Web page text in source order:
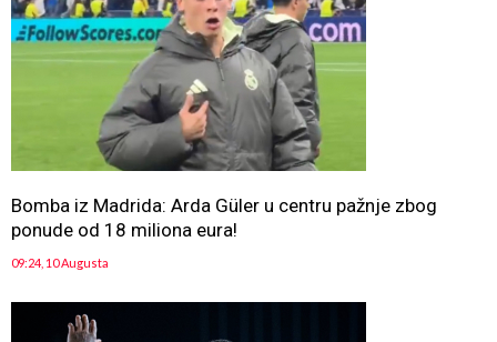
Bomba iz Madrida: Arda Güler u centru pažnje zbog
ponude od 18 miliona eura!
09:24, 10 Augusta